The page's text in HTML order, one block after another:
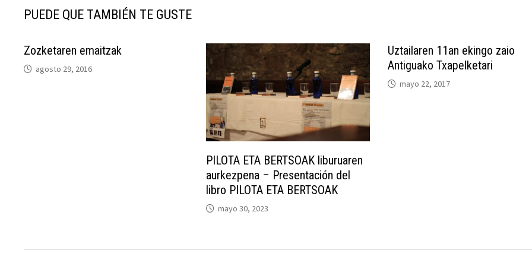
PUEDE QUE TAMBIÉN TE GUSTE
Zozketaren emaitzak
agosto 29, 2016
PILOTA ETA BERTSOAK liburuaren
aurkezpena – Presentación del
libro PILOTA ETA BERTSOAK
mayo 30, 2023
Uztailaren 11an ekingo zaio
Antiguako Txapelketari
mayo 22, 2017